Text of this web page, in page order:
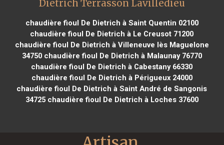
Dietrich Terrasson Lavilledieu
chaudière fioul De Dietrich à Saint Quentin 02100
chaudière fioul De Dietrich à Le Creusot 71200
chaudière fioul De Dietrich à Villeneuve lès Maguelone
34750chaudière fioul De Dietrich à Malaunay 76770
chaudière fioul De Dietrich à Cabestany 66330
chaudière fioul De Dietrich à Périgueux 24000
chaudière fioul De Dietrich à Saint André de Sangonis
34725chaudière fioul De Dietrich à Loches 37600